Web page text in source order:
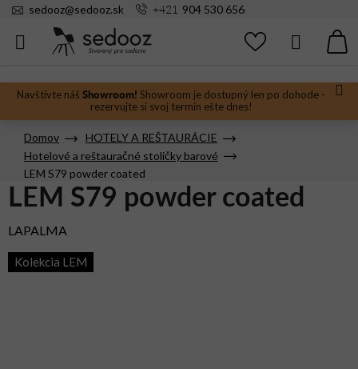
Prejsť
Navštívte náš Showroom! Showroom je dostupný len po dohode -
rezervujte si svoj termín ešte dnes!
sedooz@sedooz.sk +421 904 530 656
Hľadať
Domov
HOTELY A REŠTAURÁCIE
Hotelové a reštauračné stoličky barové
LEM S79 powder coated
LEM S79 powder coated
LAPALMA
Kolekcia LEM